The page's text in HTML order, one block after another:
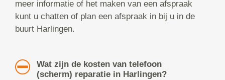
meer informatie of het maken van een afspraak
kunt u chatten of plan een afspraak in bij u in de
buurt Harlingen.
Wat zijn de kosten van telefoon
(scherm) reparatie in Harlingen?